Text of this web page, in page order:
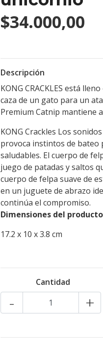
$34.000,00
Descripción
KONG CRACKLES está
caza de un gato para un
Premium Catnip mantiene
KONG Crackles Los
provoca instintos de bateo
saludables. El cuerpo de
juego de patadas y saltos
cuerpo de felpa suave de
en un juguete de abrazo
continúa el compromiso.
Dimensiones del
17.2 x 10 x 3.8 cm
Cantidad
- +